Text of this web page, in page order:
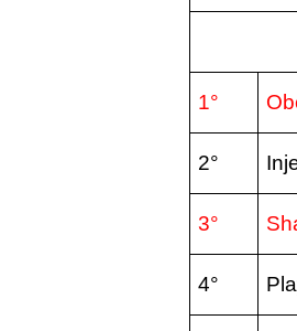
1°
2°
3°
4°